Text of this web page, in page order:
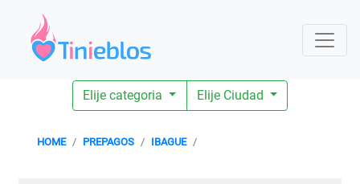
Elije categoria Elije Ciudad
HOME PREPAGOS IBAGUE